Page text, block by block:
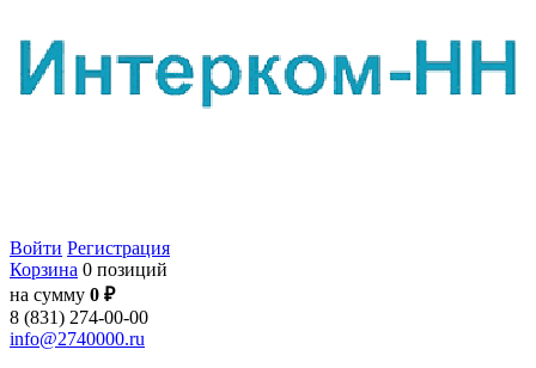
Войти Регистрация
Корзина 0 позиций
на сумму 0 ₽
8 (831) 274-00-00
info@2740000.ru